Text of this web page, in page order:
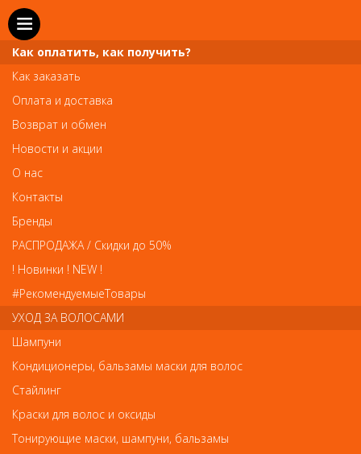
SEO
Элгон ColorCare Сыворотка против раздражения (1х5мл)
Элгон ColorCare Сыворотка против
раздражения (1х5мл)
Арт.1807080005/1
Как оплатить, как получить?
Как заказать
Оплата и доставка
Возврат и обмен
Новости и акции
О нас
Контакты
Бренды
РАСПРОДАЖА / Скидки до 50%
! Новинки ! NEW !
#РекомендуемыеТовары
УХОД ЗА ВОЛОСАМИ
Шампуни
Кондиционеры, бальзамы маски для волос
Стайлинг
Краски для волос и оксиды
Тонирующие маски, шампуни, бальзамы